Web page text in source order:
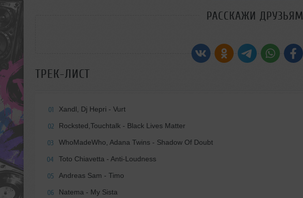
РАССКАЖИ ДРУЗЬЯМ
ТРЕК-ЛИСТ
01 Xandl, Dj Hepri - Vurt
02 Rocksted,Touchtalk - Black Lives Matter
03 WhoMadeWho, Adana Twins - Shadow Of Doubt
04 Toto Chiavetta - Anti-Loudness
05 Andreas Sam - Timo
06 Natema - My Sista